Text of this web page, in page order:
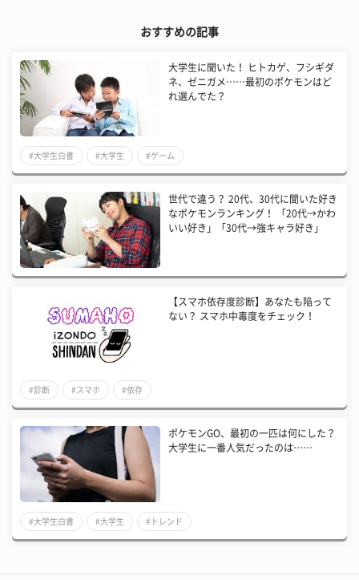
おすすめの記事
大学生に聞いた！ ヒトカゲ、フシギダ
ネ、ゼニガメ……最初のポケモンはど
れ選んでた？
#大学生白書 #大学生 #ゲーム
世代で違う？ 20代、30代に聞いた好き
なポケモンランキング！ 「20代→かわ
いい好き」「30代→強キャラ好き」
【スマホ依存度診断】あなたも陥って
ない？ スマホ中毒度をチェック！
#診断 #スマホ #依存
ポケモンGO、最初の一匹は何にした？
大学生に一番人気だったのは……
#大学生白書 #大学生 #トレンド